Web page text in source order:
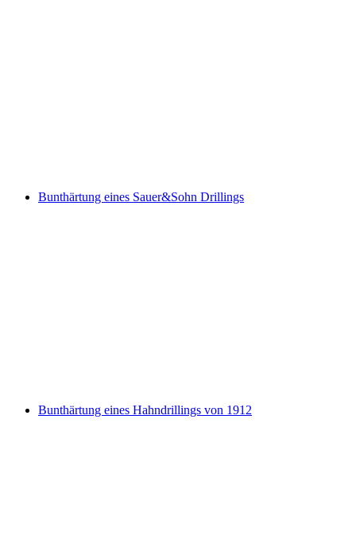
Bunthärtung eines Sauer&Sohn Drillings
Bunthärtung eines Hahndrillings von 1912